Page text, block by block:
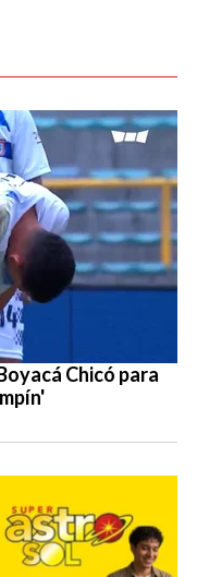
Chicó para